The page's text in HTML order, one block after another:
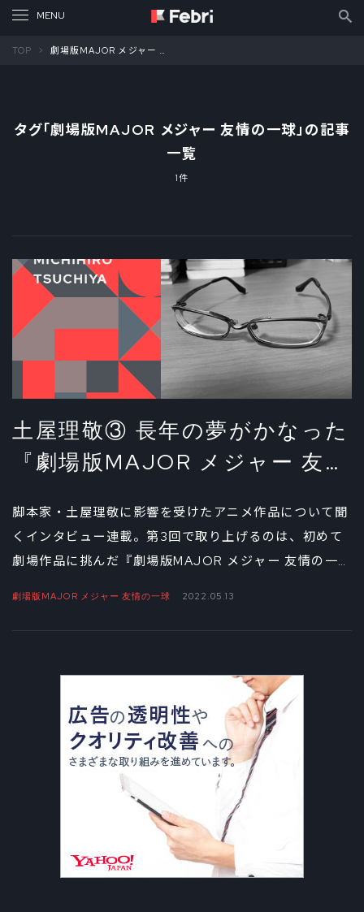
TOP 劇場版MAJOR メジャー 友情の一球
タグ「劇場版MAJOR メジャー 友情の一球」の記事
一覧
1件
土屋理敬③ 長年の夢がかなった
『劇場版MAJOR メジャー 友情
脚本家・土屋理敬に影響を受けたアニメ作品について聞
くインタビュー連載。第3回で取り上げるのは、初めて
劇場作品に挑んだ『劇場版MAJOR メジャー 友情の一
劇場版MAJOR メジャー 友情の一球 2022.05.13